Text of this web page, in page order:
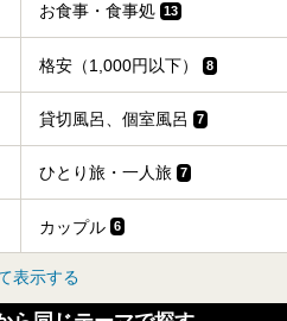
たパワースポットです。
武・プリンスホテルズワールドワイド
湖畔蛸川温泉 龍宮殿のPR記事です。
お食事・食事処 13
格安（1,000円以下） 8
貸切風呂、個室風呂 7
ひとり旅・一人旅 7
カップル 6
表示する